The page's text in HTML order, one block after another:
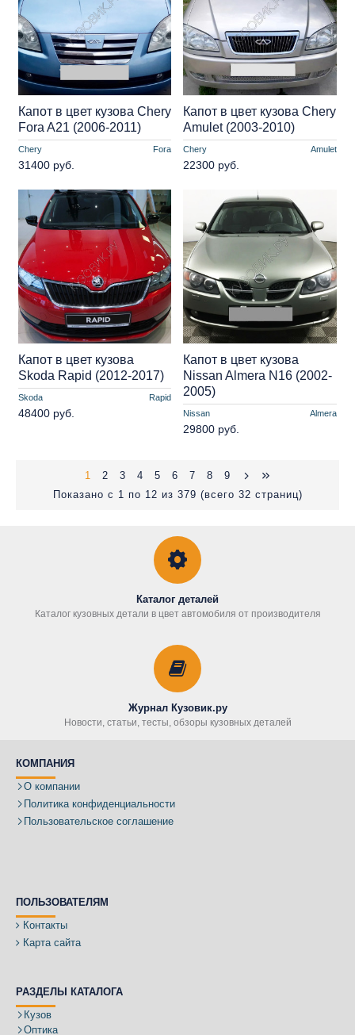
Chery Fora
Капот в цвет кузова Chery
Fora A21 (2006-2011)
31400 руб.
Chery Amulet
Капот в цвет кузова Chery
Amulet (2003-2010)
22300 руб.
Skoda Rapid
Капот в цвет кузова
Skoda Rapid (2012-2017)
48400 руб. Nissan Almera
Капот в цвет кузова
Nissan Almera N16 (2002-
2005)
29800 руб.
1 2 3 4 5 6 7 8
9
Показано с 1 по 12 из 379 (всего 32 страниц)
Каталог деталей
Каталог кузовных детали в цвет автомобиля от производителя
Журнал Кузовик.ру
Новости, статьи, тесты, обзоры кузовных деталей
КОМПАНИЯ
О компании
Политика конфиденциальности
Пользовательское соглашение
ПОЛЬЗОВАТЕЛЯМ
Контакты
Карта сайта
РАЗДЕЛЫ КАТАЛОГА
Кузов
Оптика